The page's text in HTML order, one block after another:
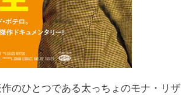
のひとつである太っちょのモナ・リザ